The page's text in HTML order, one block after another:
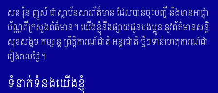
សន រ៉ុន ញូស៍ ជាស្ថាប័នសារព័ត៌មាន ដែលបានចុះបញ្ជី និងមានអាជ្ញា
ប័ណ្ណពីក្រសួងព័ត៌មាន។ យើងខ្ញុំនឹងផ្សាយជូនបងប្អូន នូវព័ត៌មានសន្តិ
សុខសង្គម កម្សាន្ត ព្រឹត្តិការណ៍ជាតិ អន្តរជាតិ ថ្មីៗទាន់ហេតុការណ៍ជា
រៀងរាល់ថ្ងៃ។
ទំនាក់ទំនងយើងខ្ញុំ